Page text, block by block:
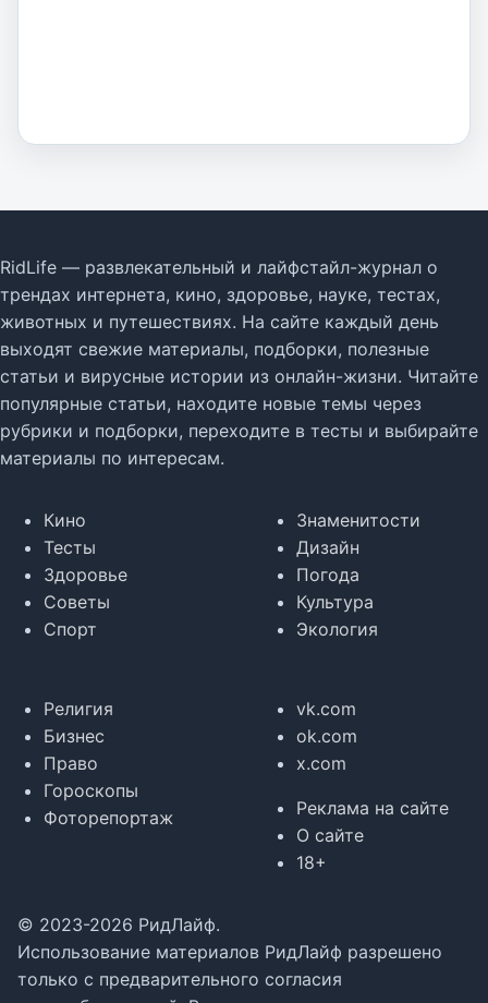
RidLife — развлекательный и лайфстайл-журнал о
трендах интернета, кино, здоровье, науке, тестах,
животных и путешествиях. На сайте каждый день
выходят свежие материалы, подборки, полезные
статьи и вирусные истории из онлайн-жизни. Читайте
популярные статьи, находите новые темы через
рубрики и подборки, переходите в тесты и выбирайте
материалы по интересам.
Кино
Тесты
Здоровье
Советы
Спорт
Знаменитости
Дизайн
Погода
Культура
Экология
Религия
Бизнес
Право
Гороскопы
Фоторепортаж
vk.com
ok.com
x.com
Реклама на сайте
О сайте
18+
© 2023-2026 РидЛайф.
Использование материалов РидЛайф разрешено
только с предварительного согласия